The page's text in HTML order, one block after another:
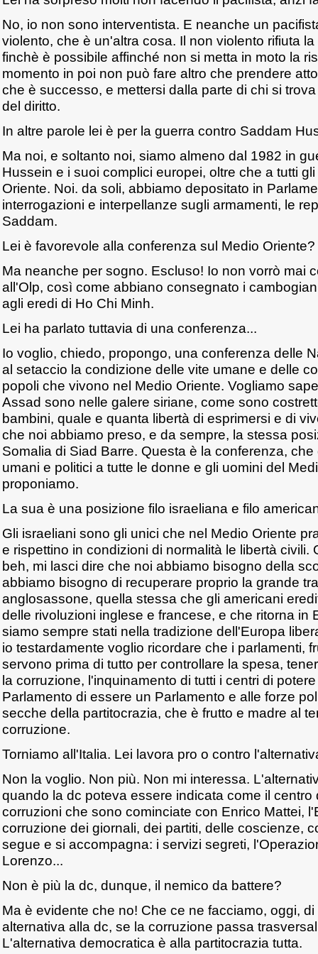
No, io non sono interventista. E neanche un
violento, che è un'altra cosa. Il non violento rifiuta
finchè è possibile affinché non si metta in moto la
momento in poi non può fare altro che prendere
che è successo, e mettersi dalla parte di chi si
del diritto.
In altre parole lei è per la guerra contro Saddam
Ma noi, e soltanto noi, siamo almeno dal 1982 in
Hussein e i suoi complici europei, oltre che a tutti
Oriente. Noi. da soli, abbiamo depositato in
interrogazioni e interpellanze sugli armamenti, le
Saddam.
Lei è favorevole alla conferenza sul Medio Oriente?
Ma neanche per sogno. Escluso! Io non vorrò mai
all'Olp, così come abbiano consegnato i
agli eredi di Ho Chi Minh.
Lei ha parlato tuttavia di una conferenza...
Io voglio, chiedo, propongo, una conferenza delle
al setaccio la condizione delle vite umane e delle
popoli che vivono nel Medio Oriente. Vogliamo
Assad sono nelle galere siriane, come sono
bambini, quale e quanta libertà di esprimersi e di
che noi abbiamo preso, e da sempre, la stessa
Somalia di Siad Barre. Questa è la conferenza, che
umani e politici a tutte le donne e gli uomini del
proponiamo.
La sua è una posizione filo israeliana e filo
Gli israeliani sono gli unici che nel Medio Oriente
e rispettino in condizioni di normalità le libertà civili.
beh, mi lasci dire che noi abbiamo bisogno della
abbiamo bisogno di recuperare proprio la grande
anglosassone, quella stessa che gli americani
delle rivoluzioni inglese e francese, e che ritorna in
siamo sempre stati nella tradizione dell'Europa
io testardamente voglio ricordare che i parlamenti,
servono prima di tutto per controllare la spesa,
la corruzione, l'inquinamento di tutti i centri di
Parlamento di essere un Parlamento e alle forze
secche della partitocrazia, che è frutto e madre al
corruzione.
Torniamo all'Italia. Lei lavora pro o contro
Non la voglio. Non più. Non mi interessa.
quando la dc poteva essere indicata come il centro
corruzioni che sono cominciate con Enrico Mattei,
corruzione dei giornali, dei partiti, delle coscienze,
segue e si accompagna: i servizi segreti,
Lorenzo...
Non è più la dc, dunque, il nemico da battere?
Ma è evidente che no! Che ce ne facciamo, oggi,
alternativa alla dc, se la corruzione passa
L'alternativa democratica è alla partitocrazia tutta.